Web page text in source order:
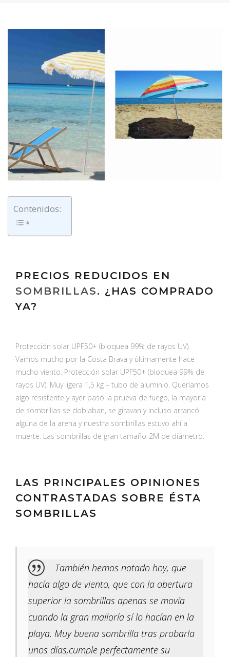
Contenidos:
PRECIOS REDUCIDOS EN
SOMBRILLAS. ¿HAS COMPRADO
YA?
Protección solar UPF50+ (bloquea 99% de rayos UV).
Vamos mucho por la Costa Brava y ùltimamente hace
mucho viento. Protección solar UPF50+ (bloquea 99% de
rayos UV). Muy ligera 1,5 kg – tubo de aluminio. Queríamos
algo resistente y ayer pasó la prueva de fuego, la mayoría
de sombrillas se doblaban, se giravan y incluso arrancó
alguna de la arena y nuestra sombrillas estuvo ahí a
muerte. Las sombrillas de gran tamaño-2M de diámetro.
LAS PRINCIPALES OPINIONES
CONTRASTADAS SOBRE ÉSTA
SOMBRILLAS
También hemos notado hoy, que
hacía algo de viento, que con la obertura
superior la sombrillas apenas se movía
cuando la gran malloría sí lo hacían en la
playa. Muy buena sombrilla tras probarla
unos días,cumple perfectamente su